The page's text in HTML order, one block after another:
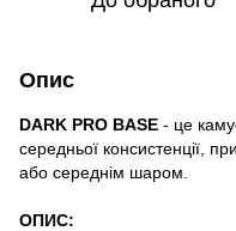
Опис
DARK PRO BASE - це
середньої консистенції,
або середнім шаром.
ОПИС: